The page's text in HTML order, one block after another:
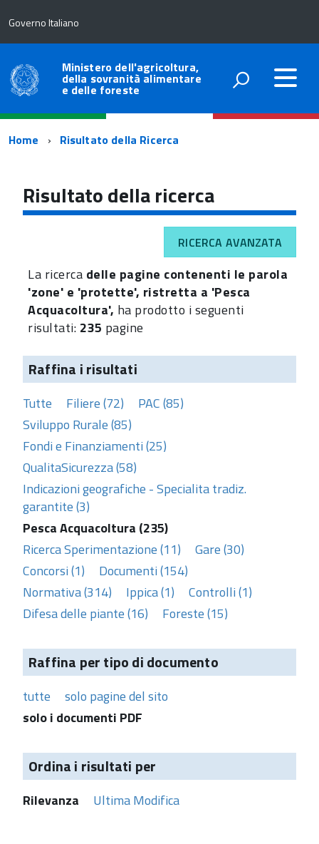
Governo Italiano
Ministero dell'agricoltura,
della sovranità alimentare
e delle foreste
Percorso
navigazione
Home Risultato della Ricerca
Risultato della ricerca
RICERCA AVANZATA
La ricerca delle pagine contenenti le parola
'zone' e 'protette', ristretta a 'Pesca
Acquacoltura', ha prodotto i seguenti
risultati: 235 pagine
Raffina i risultati
Tutte Filiere (72)
PAC (85)
Sviluppo Rurale (85)
Fondi e Finanziamenti (25)
QualitaSicurezza (58)
Indicazioni geografiche - Specialita tradiz.
garantite (3)
Pesca Acquacoltura (235)
Ricerca Sperimentazione (11)
Gare (30)
Concorsi (1)
Documenti (154)
Normativa (314)
Ippica (1)
Controlli (1)
Difesa delle piante (16)
Foreste (15)
Raffina per tipo di documento
tutte
solo pagine del sito
solo i documenti PDF
Ordina i risultati per
Rilevanza Ultima Modifica